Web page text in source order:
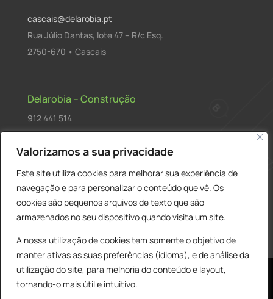
Valorizamos a sua privacidade
Este site utiliza cookies para melhorar sua experiência de
navegação e para personalizar o conteúdo que vê. Os
cookies são pequenos arquivos de texto que são
armazenados no seu dispositivo quando visita um site.
A nossa utilização de cookies tem somente o objetivo de
manter ativas as suas preferências (idioma), e de análise da
utilização do site, para melhoria do conteúdo e layout,
tornando-o mais útil e intuitivo.
cascais@delarobia.pt
Rua Júlio Dantas, lote 47 – R/c Esq.
2750-670 • Cascais
Delarobia – Construção
912 441 514
R. António Andrade, 1171
2820-287 • Charneca de Caparica
Products
search PESQUISAR